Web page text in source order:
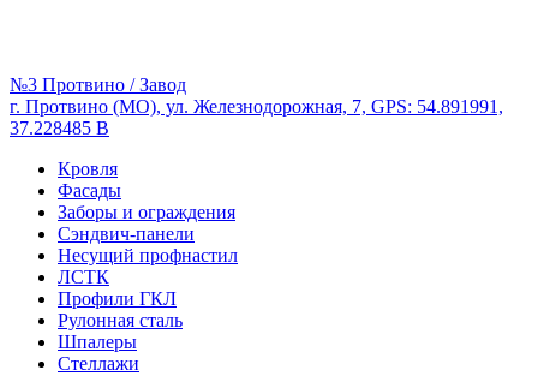
№3 Протвино / Завод
г. Протвино (МО), ул. Железнодорожная, 7, GPS: 54.891991,
37.228485 В
Кровля
Фасады
Заборы и ограждения
Сэндвич-панели
Несущий профнастил
ЛСТК
Профили ГКЛ
Рулонная сталь
Шпалеры
Стеллажи